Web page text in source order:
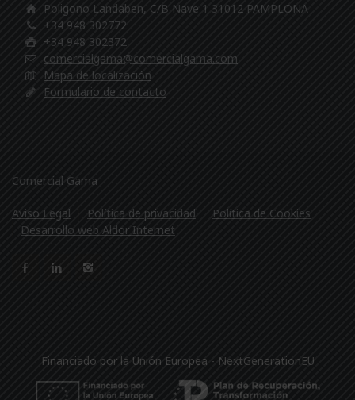
Poligono Landaben, C/B Nave 1 31012 PAMPLONA
+34 948 302772
+34 948 302372
comercialgama@comercialgama.com
Mapa de localización
Formulario de contacto
Comercial Gama
Aviso Legal Política de privacidad
Política de Cookies
Desarrollo web Aldor Internet
Financiado por la Unión Europea - NextGenerationEU